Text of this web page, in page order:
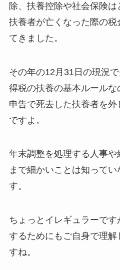
除、扶養控除や社会保険
扶養者が亡くなった際の
てきました。
その年の12月31日の現況
得税の扶養の基本ルール
申告で死去した扶養者を
ですよ。
年末調整を処理する人事や
まで細かいことは知って
す。
ちょっとイレギュラーで
するためにもご自身で理
すね。